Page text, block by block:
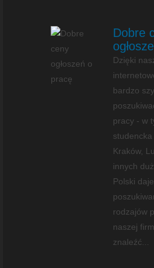
Dobre
Dzięki
bardzo
pracy - w
studencka
Kraków,
innych
Polski
rodzajów
naszej
znaleźć...